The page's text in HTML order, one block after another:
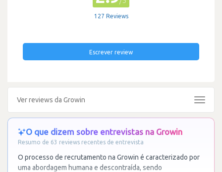
127 Reviews
Escrever review
Ver reviews da Growin
Toggle
O que dizem sobre entrevistas na Growin
Resumo de 63 reviews recentes de entrevista
O processo de recrutamento na Growin é caracterizado por
uma abordagem humana e descontraída, sendo